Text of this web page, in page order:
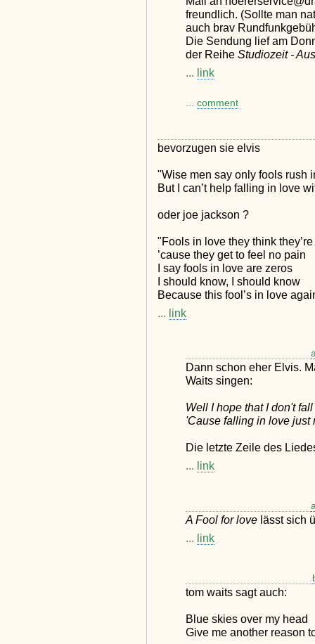
freundlich. (Sollte man
auch brav
Die Sendung lief am
der Reihe Studiozeit -
... link
... comment
bevorzugen sie elvis
"Wise men say only fools rush
But I can’t help falling in love
oder joe jackson ?
"Fools in love they think
’cause they get to feel no pain
I say fools in love are zeros
I should know, I should know
Because this fool’s in love
... link
Dann schon eher Elvis.
Waits singen:
Well I hope that I don't
'Cause falling in love just
Die letzte Zeile des
... link
A Fool for love lässt sich
... link
tom waits sagt auch:
Blue skies over my head
Give me another reason